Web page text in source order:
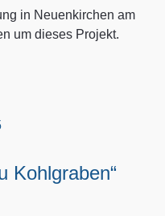
in Neuenkirchen am
um dieses Projekt.
Kohlgraben“